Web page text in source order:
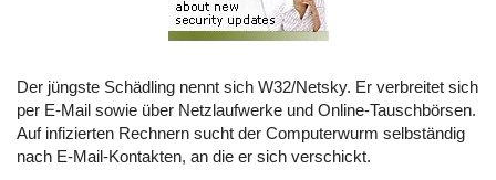
Der jüngste Schädling nennt sich W32/Netsky. Er verbreitet sich
per E-Mail sowie über Netzlaufwerke und Online-Tauschbörsen.
Auf infizierten Rechnern sucht der Computerwurm selbständig
nach E-Mail-Kontakten, an die er sich verschickt.